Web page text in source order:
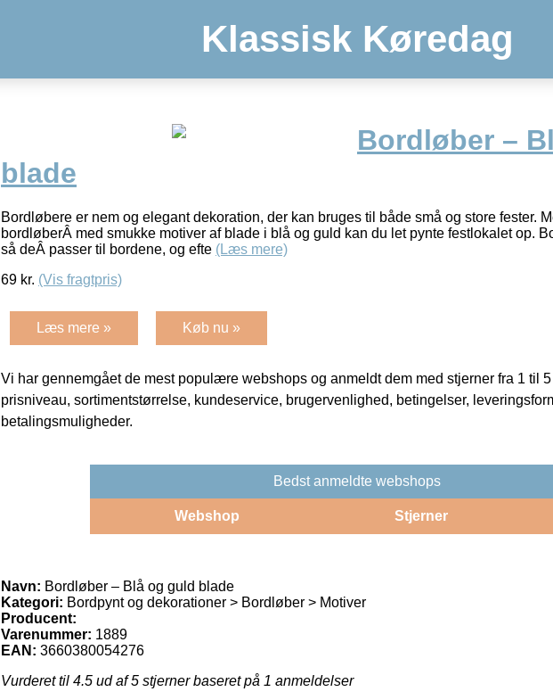
Klassisk Køredag
Bordløber –
blade
Bordløbere er nem og elegant dekoration, der kan bruges til både små og store fester.
bordløberÂ med smukke motiver af blade i blå og guld kan du let pynte festlokalet op.
så deÂ passer til bordene, og efte (Læs mere)
69 kr. (Vis fragtpris)
Læs mere » Køb nu »
Vi har gennemgået de mest populære webshops og anmeldt dem med stjerner fra 1 til
prisniveau, sortimentstørrelse, kundeservice, brugervenlighed, betingelser,
betalingsmuligheder.
Bedst anmeldte webshops
Webshop Stjerner
Navn: Bordløber – Blå og guld blade
Kategori: Bordpynt og dekorationer > Bordløber > Motiver
Producent:
Varenummer: 1889
EAN: 3660380054276
Vurderet til 4.5 ud af 5 stjerner baseret på 1 anmeldelser